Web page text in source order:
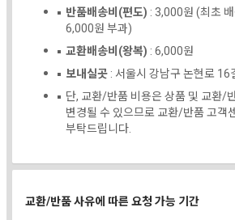
반품배송비(편도) : 3,000원 (최초
6,000원 부과)
교환배송비(왕복) : 6,000원
보내실곳: 서울시 강남구 논현로
단, 교환/반품 비용은 상품 및 교환/
변경될 수 있으므로 교환/반품 고객
부탁드립니다.
교환/반품 사유에 따른 요청 가능 기간